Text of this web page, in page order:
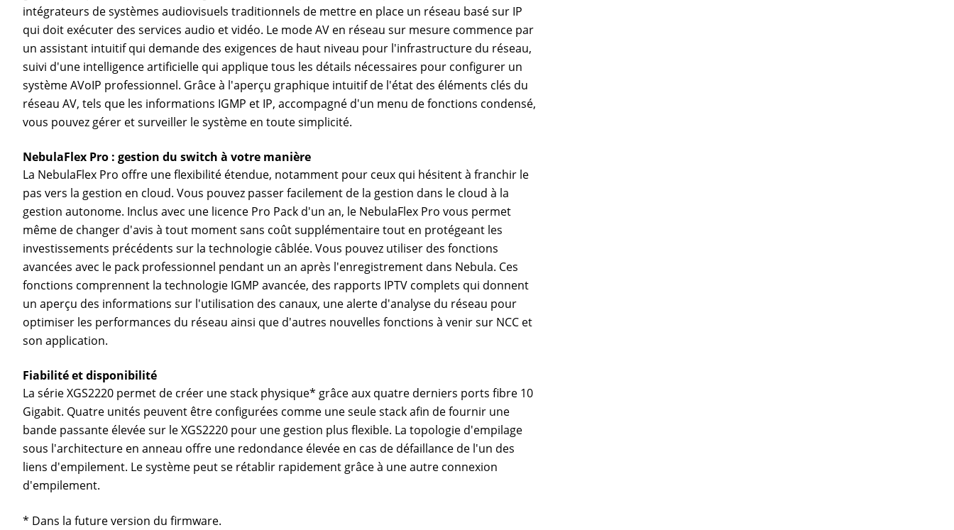
intégrateurs de systèmes audiovisuels traditionnels de mettre en place un réseau basé sur IP
qui doit exécuter des services audio et vidéo. Le mode AV en réseau sur mesure commence par
un assistant intuitif qui demande des exigences de haut niveau pour l'infrastructure du réseau,
suivi d'une intelligence artificielle qui applique tous les détails nécessaires pour configurer un
système AVoIP professionnel. Grâce à l'aperçu graphique intuitif de l'état des éléments clés du
réseau AV, tels que les informations IGMP et IP, accompagné d'un menu de fonctions condensé,
vous pouvez gérer et surveiller le système en toute simplicité.
NebulaFlex Pro : gestion du switch à votre manière
La NebulaFlex Pro offre une flexibilité étendue, notamment pour ceux qui hésitent à franchir le
pas vers la gestion en cloud. Vous pouvez passer facilement de la gestion dans le cloud à la
gestion autonome. Inclus avec une licence Pro Pack d'un an, le NebulaFlex Pro vous permet
même de changer d'avis à tout moment sans coût supplémentaire tout en protégeant les
investissements précédents sur la technologie câblée. Vous pouvez utiliser des fonctions
avancées avec le pack professionnel pendant un an après l'enregistrement dans Nebula. Ces
fonctions comprennent la technologie IGMP avancée, des rapports IPTV complets qui donnent
un aperçu des informations sur l'utilisation des canaux, une alerte d'analyse du réseau pour
optimiser les performances du réseau ainsi que d'autres nouvelles fonctions à venir sur NCC et
son application.
Fiabilité et disponibilité
La série XGS2220 permet de créer une stack physique* grâce aux quatre derniers ports fibre 10
Gigabit. Quatre unités peuvent être configurées comme une seule stack afin de fournir une
bande passante élevée sur le XGS2220 pour une gestion plus flexible. La topologie d'empilage
sous l'architecture en anneau offre une redondance élevée en cas de défaillance de l'un des
liens d'empilement. Le système peut se rétablir rapidement grâce à une autre connexion
d'empilement.
* Dans la future version du firmware.